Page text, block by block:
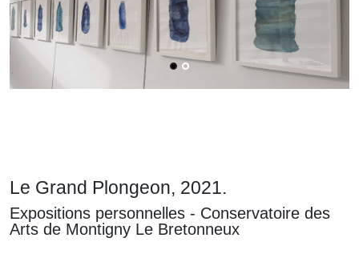
Le Grand Plongeon, 2021.
Expositions personnelles - Conservatoire des
Arts de Montigny Le Bretonneux